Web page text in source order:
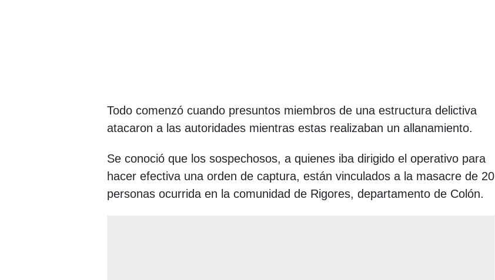
Todo comenzó cuando presuntos miembros de una estructura delictiva
atacaron a las autoridades mientras estas realizaban un allanamiento.
Se conoció que los sospechosos, a quienes iba dirigido el operativo para
hacer efectiva una orden de captura, están vinculados a la masacre de 20
personas ocurrida en la comunidad de Rigores, departamento de Colón.​